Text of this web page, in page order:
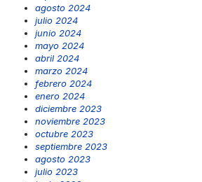
agosto 2024
julio 2024
junio 2024
mayo 2024
abril 2024
marzo 2024
febrero 2024
enero 2024
diciembre 2023
noviembre 2023
octubre 2023
septiembre 2023
agosto 2023
julio 2023